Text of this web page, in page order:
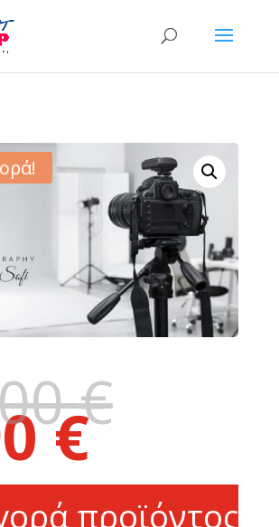
€Original
€ Η
τιμή
είναι:
6,90 €.
προϊόντος